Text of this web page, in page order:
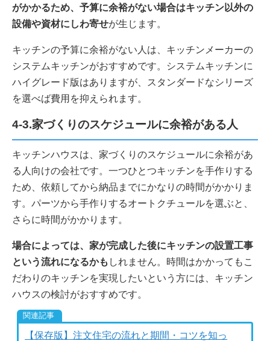
がかかるため、予算に余裕がない場合はキッチン以外の
設備や資材にしわ寄せが生じます。
キッチンの予算に余裕がない人は、キッチンメーカーの
システムキッチンがおすすめです。システムキッチンに
ハイグレード版はありますが、スタンダードなシリーズ
を選べば費用を抑えられます。
4-3.家づくりのスケジュールに余裕がある人
キッチンハウスは、家づくりのスケジュールに余裕があ
る人向けの会社です。一つひとつキッチンを手作りする
ため、依頼してから納品までにかなりの時間がかかりま
す。パーツから手作りするオートクチュールを選ぶと、
さらに時間がかかります。
場合によっては、家が完成した後にキッチンの設置工事
という流れになるかも しれません。時間はかかってもこ
だわりのキッチンを実現したいという方には、キッチン
ハウスの検討がおすすめです。
【保存版】注文住宅の流れと期間・コツを知っ